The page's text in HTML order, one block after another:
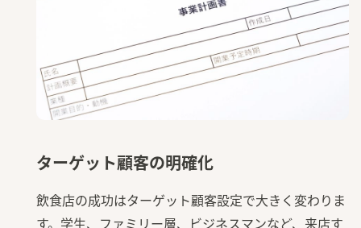
ターゲット顧客の明確化
飲食店の成功はターゲット顧客設定で大きく変わりま
す。学生、ファミリー層、ビジネスマンなど、来店す